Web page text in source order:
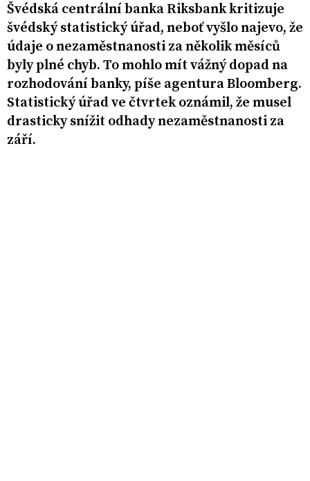
Švédská centrální banka Riksbank kritizuje
švédský statistický úřad, neboť vyšlo najevo, že
údaje o nezaměstnanosti za několik měsíců
byly plné chyb. To mohlo mít vážný dopad na
rozhodování banky, píše agentura Bloomberg.
Statistický úřad ve čtvrtek oznámil, že musel
drasticky snížit odhady nezaměstnanosti za
září.